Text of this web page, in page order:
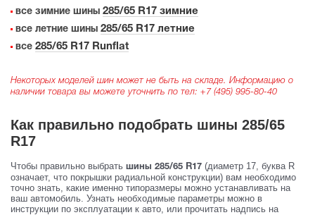
все зимние шины 285/65 R17 зимние
все летние шины 285/65 R17 летние
все 285/65 R17 Runflat
Некоторых моделей шин может не быть на складе. Информацию о
наличии товара вы можете уточнить по тел: +7 (495) 995-80-40
Как правильно подобрать шины 285/65
R17
Чтобы правильно выбрать шины 285/65 R17 (диаметр 17, буква R
означает, что покрышки радиальной конструкции) вам необходимо
точно знать, какие именно типоразмеры можно устанавливать на
ваш автомобиль. Узнать необходимые параметры можно в
инструкции по эксплуатации к авто, или прочитать надпись на